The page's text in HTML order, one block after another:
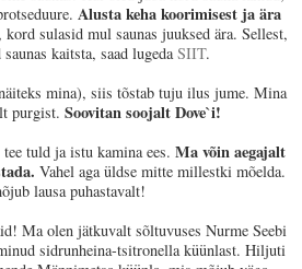
Alusta keha koorimisest ja ära
kord sulasid mul saunas juuksed ära. Sellest,
kaitsta, saad lugedaSIIT.
mina), siis tõstab tuju ilus jume. Mina
purgist. Soovitan soojalt Dove`i!
tuld ja istu kamina ees. Ma võin aegajalt
Vahel aga üldse mitte millestki mõelda.
lausa puhastavalt!
Ma olen jätkuvalt sõltuvuses Nurme Seebi
sidrunheina-tsitronella küünlast. Hiljuti